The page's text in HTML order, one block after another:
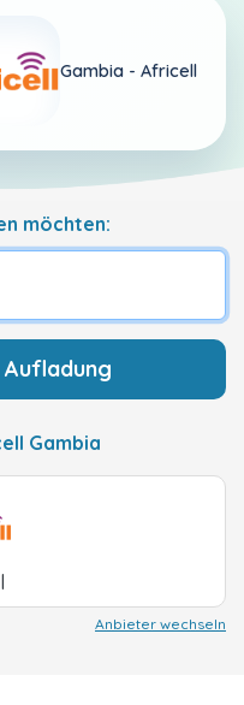
Gambia - Africell
möchten:
Aufladung
Gambia
Anbieter wechseln